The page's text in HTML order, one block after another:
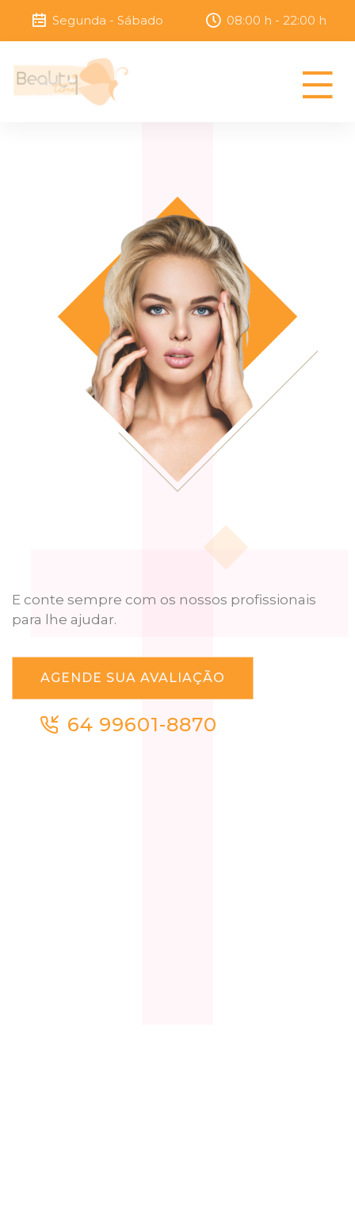
Segunda - Sábado 08:00 h - 22:00 h
E conte sempre com os nossos profissionais
para lhe ajudar.
AGENDE SUA AVALIAÇÃO
64 99601-8870